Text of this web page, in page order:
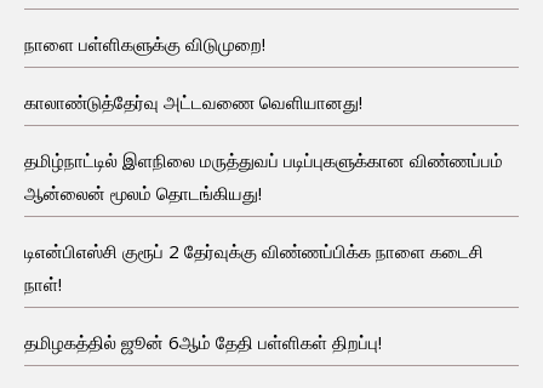
நாளை பள்ளிகளுக்கு விடுமுறை!
காலாண்டுத்தேர்வு அட்டவணை வெளியானது!
தமிழ்நாட்டில் இளநிலை மருத்துவப் படிப்புகளுக்கான விண்ணப்பம்
ஆன்லைன் மூலம் தொடங்கியது!
டிஎன்பிஎஸ்சி குரூப் 2 தேர்வுக்கு விண்ணப்பிக்க நாளை கடைசி
நாள்!
தமிழகத்தில் ஜூன் 6ஆம் தேதி பள்ளிகள் திறப்பு!